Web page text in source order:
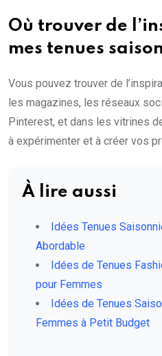
Où trouver de
mes tenues
Vous pouvez trouver de
les magazines, les réseaux
Pinterest, et dans les vitrines
à expérimenter et à créer vos
À lire aussi
Idées Tenues
Abordable
Idées de Tenues
pour Femmes
Idées de Tenues
Femmes à Petit Budget